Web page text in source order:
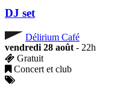
DJ set
Délirium Café
vendredi 28 août - 22h
Gratuit
Concert et club